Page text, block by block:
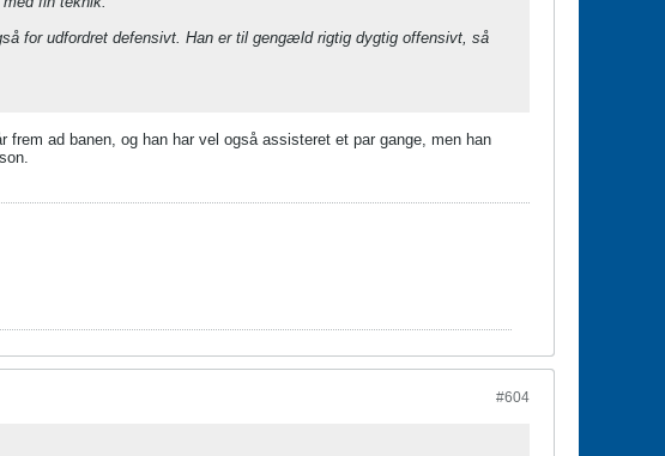
for udfordret defensivt. Han er til gengæld rigtig dygtig offensivt, så
ad banen, og han har vel også assisteret et par gange, men han
#604